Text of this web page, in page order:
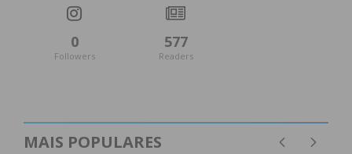
0
Followers
577
Readers
MAIS POPULARES